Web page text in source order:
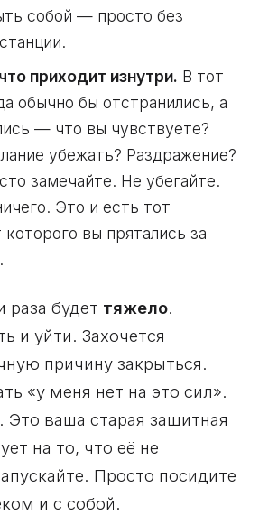
собой — просто без
приходит изнутри. В тот
обычно бы отстранились, а
— что вы чувствуете?
убежать? Раздражение?
замечайте. Не убегайте.
Это и есть тот
вы прятались за
раза будет тяжело.
и уйти. Захочется
причину закрыться.
«у меня нет на это сил».
ваша старая защитная
на то, что её не
Просто посидите
и с собой.